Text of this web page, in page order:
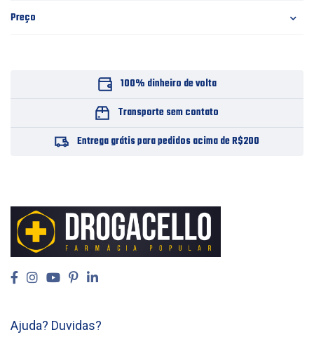
Preço
100% dinheiro de volta
Transporte sem contato
Entrega grátis para pedidos acima de R$200
Ajuda? Duvidas?